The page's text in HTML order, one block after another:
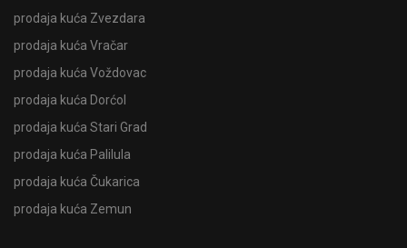
prodaja kuća Zvezdara
prodaja kuća Vračar
prodaja kuća Voždovac
prodaja kuća Dorćol
prodaja kuća Stari Grad
prodaja kuća Palilula
prodaja kuća Čukarica
prodaja kuća Zemun